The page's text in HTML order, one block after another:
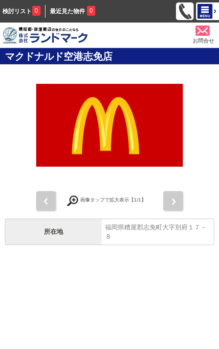
検討リスト 0 最近見た物件 0
お問合せ
マクドナルド空港志免店
画像タップで拡大表示【1/1】
所在地
福岡県糟屋郡志免町大字別府１７－
８